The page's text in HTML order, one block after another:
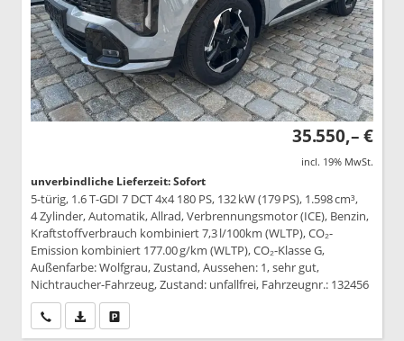
35.550,– €
incl. 19% MwSt.
unverbindliche Lieferzeit: Sofort
5-türig, 1.6 T-GDI 7 DCT 4x4 180 PS, 132 kW (179 PS), 1.598 cm³,
4 Zylinder, Automatik, Allrad, Verbrennungsmotor (ICE), Benzin,
Kraftstoffverbrauch kombiniert 7,3 l/100km (WLTP), CO₂-
Emission kombiniert 177.00 g/km (WLTP), CO₂-Klasse G,
Außenfarbe: Wolfgrau, Zustand, Aussehen: 1, sehr gut,
Nichtraucher-Fahrzeug, Zustand: unfallfrei, Fahrzeugnr.: 132456
Wir rufen Sie anPDF-Datei, Fahrzeugexposé drucken